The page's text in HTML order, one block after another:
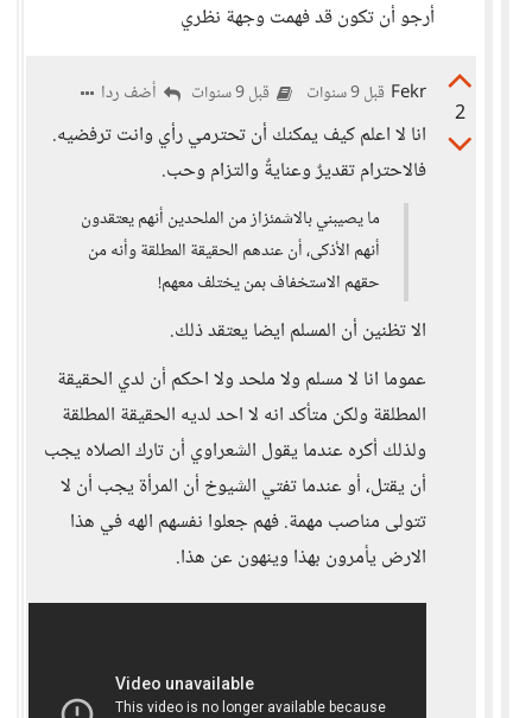
أرجو أن تكون قد فهمت وجهة نظري
2
Fekr قبل 9 سنوات قبل 9 سنوات أضف ردا
انا لا اعلم كيف يمكنك أن تحترمي رأي وانت ترفضيه.
فالاحترام تقديرٌ وعنايةٌ والتزام وحب.
ما يصيبني بالاشمئزاز من الملحدين أنهم يعتقدون
أنهم الأذكى، أن عندهم الحقيقة المطلقة وأنه من
حقهم الاستخفاف بمن يختلف معهم!
الا تظنين أن المسلم ايضا يعتقد ذلك.
عموما انا لا مسلم ولا ملحد ولا احكم أن لدي الحقيقة
المطلقة ولكن متأكد انه لا احد لديه الحقيقة المطلقة
ولذلك أكره عندما يقول الشعراوي أن تارك الصلاه يجب
أن يقتل، أو عندما تفتي الشيوخ أن المرأة يجب أن لا
تتولى مناصب مهمة. فهم جعلوا نفسهم الهه في هذا
الارض يأمرون بهذا وينهون عن هذا.